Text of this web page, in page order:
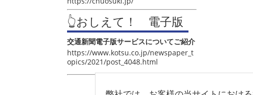
👆おしえて！ 電子版
交通新聞電子版サービスについてご紹介
https://www.kotsu.co.jp/newspaper_t
opics/2021/post_4048.html